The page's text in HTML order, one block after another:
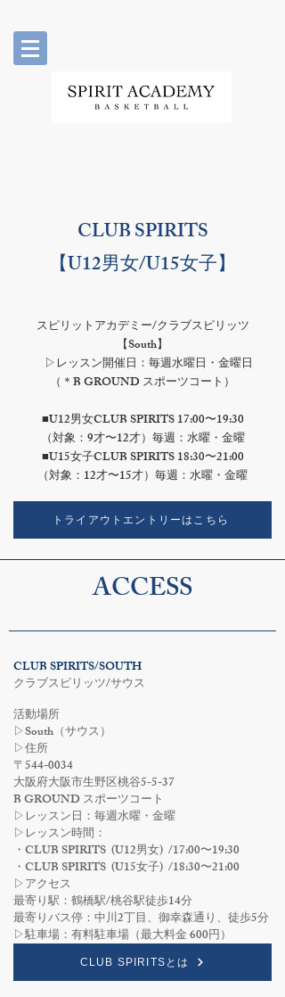
​CLUB SPIRITS
【U12男女/U15女子】
スピリットアカデミー/クラブスピリッツ
​【South】
▷レッスン開催日：毎週水曜日・金曜日
（＊B GROUND スポーツコート）
■U12男女CLUB SPIRITS 17:00〜19:30
（対象：9才〜12才）毎週：水曜・金曜
■U15女子CLUB SPIRITS 18:30〜21:00
（対象：12才〜15才）毎週：水曜・金曜
トライアウトエントリーはこちら
ACCESS
CLUB SPIRITS/SOUTH
クラブスピリッツ/サウス
活動場所
​▷South（サウス）
▷住所
〒544-0034
大阪府大阪市生野区桃谷5-5-37​
B GROUND スポーツコート
▷レッスン日：毎週水曜・金曜
▷レッスン時間：
・CLUB SPIRITS (U12男女) /17:00〜19:30
・CLUB SPIRITS (U15女子) /18:30〜21:00
▷アクセス
​最寄り駅：鶴橋駅/桃谷駅徒歩14分
最寄りバス停：中川2丁目、御幸森通り、徒歩5分
▷駐車場：有料駐車場（最大料金 600円）
CLUB SPIRITSとは